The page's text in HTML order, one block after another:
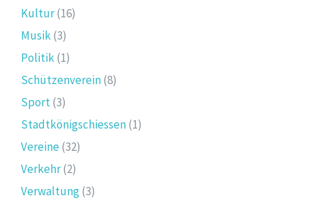
Kultur(16)
Musik(3)
Politik(1)
Schützenverein(8)
Sport(3)
Stadtkönigschiessen(1)
Vereine(32)
Verkehr(2)
Verwaltung(3)